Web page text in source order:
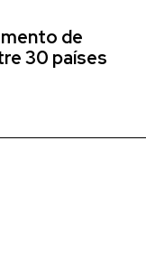
de
30 países